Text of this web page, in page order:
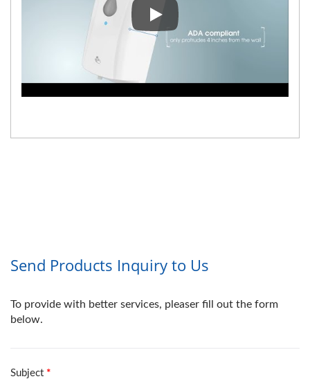
1200ML Kapasiteli ABS